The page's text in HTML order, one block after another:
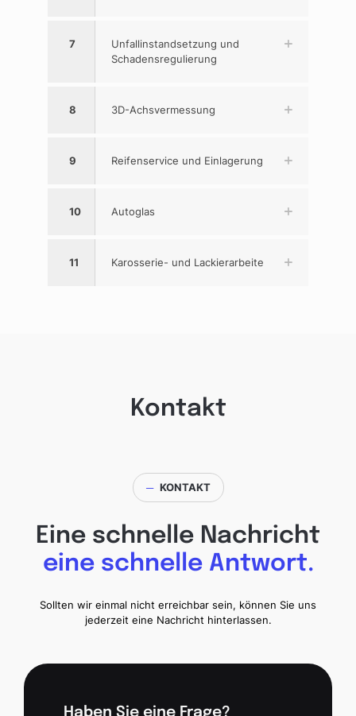
7
Unfallinstandsetzung und
Schadensregulierung
8 3D-Achsvermessung
9 Reifenservice und Einlagerung
10 Autoglas
11 Karosserie- und Lackierarbeite
Kontakt
─ KONTAKT
Eine schnelle Nachricht
eine schnelle Antwort.
Sollten wir einmal nicht erreichbar sein, können Sie uns
jederzeit eine Nachricht hinterlassen.
Haben Sie eine Frage?